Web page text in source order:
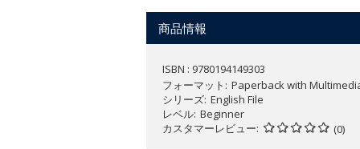
教材に関する詳細は
商品情報
ISBN : 9780194149303
フォーマット
Paperback with
シリーズ English File
レベル Beginner
カスタマーレビュー
(0)